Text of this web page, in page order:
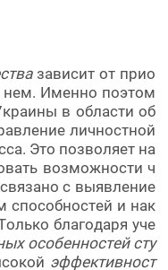
зависит от прио
нем. Именно поэтом
в области об
личностной
Это позволяет на
возможности ч
с выявление
и нак
благодаря уче
особенностей сту
эффективност